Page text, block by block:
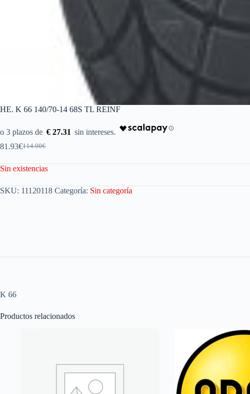
HE. K 66 140/70-14 68S TL REINF
€ 27.31
114.00€
81.93€
Sin existencias
SKU: 11120118 Categoría: Sin categoría
K 66
Productos relacionados